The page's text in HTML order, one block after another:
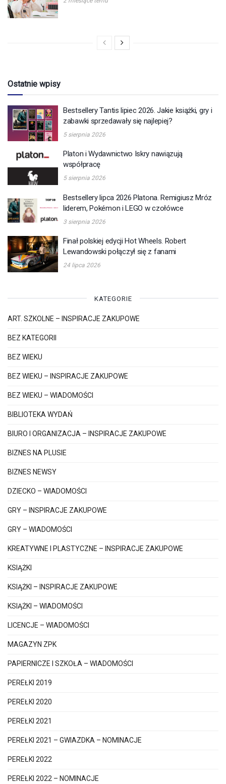
Ostatnie wpisy
Bestsellery Tantis lipiec 2026. Jakie książki, gry i
zabawki sprzedawały się najlepiej?
5 sierpnia 2026
Platon i Wydawnictwo Iskry nawiązują
współpracę
5 sierpnia 2026
Bestsellery lipca 2026 Platona. Remigiusz Mróz
liderem, Pokémon i LEGO w czołówce
3 sierpnia 2026
Finał polskiej edycji Hot Wheels. Robert
Lewandowski połączył się z fanami
24 lipca 2026
KATEGORIE
ART. SZKOLNE – INSPIRACJE ZAKUPOWE
BEZ KATEGORII
BEZ WIEKU
BEZ WIEKU – INSPIRACJE ZAKUPOWE
BEZ WIEKU – WIADOMOŚCI
BIBLIOTEKA WYDAŃ
BIURO I ORGANIZACJA – INSPIRACJE ZAKUPOWE
BIZNES NA PLUSIE
BIZNES NEWSY
DZIECKO – WIADOMOŚCI
GRY – INSPIRACJE ZAKUPOWE
GRY – WIADOMOŚCI
KREATYWNE I PLASTYCZNE – INSPIRACJE ZAKUPOWE
KSIĄŻKI
KSIĄŻKI – INSPIRACJE ZAKUPOWE
KSIĄŻKI – WIADOMOŚCI
LICENCJE – WIADOMOŚCI
MAGAZYN ZPK
PAPIERNICZE I SZKOŁA – WIADOMOŚCI
PEREŁKI 2019
PEREŁKI 2020
PEREŁKI 2021
PEREŁKI 2021 – GWIAZDKA – NOMINACJE
PEREŁKI 2022
PEREŁKI 2022 – NOMINACJE